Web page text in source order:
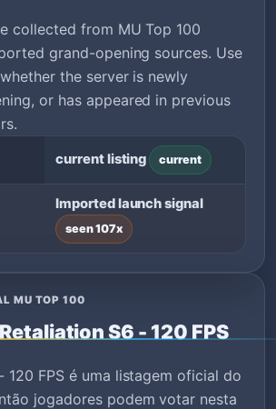
collected from MU Top 100
grand-opening sources. Use
the server is newly
or has appeared in previous
current listing current
Imported launch signal
seen 107x
MU TOP 100
S6 - 120 FPS
120 FPS é uma listagem oficial do
jogadores podem votar nesta